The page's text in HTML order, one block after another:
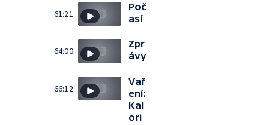
61:21
Poč
así
64:00
Zpr
ávy
66:12
Vař
ení:
Kal
ori